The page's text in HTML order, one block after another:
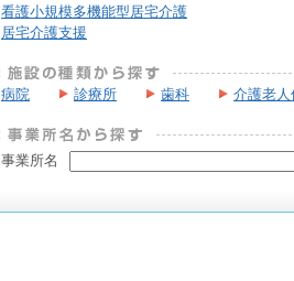
看護小規模多機能型居宅介護
居宅介護支援
病院 診療所 歯科 介護老
事業所名